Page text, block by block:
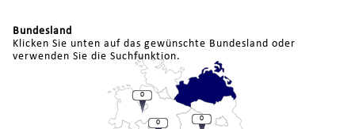
Bundesland
Klicken Sie unten auf das gewünschte Bundesland oder
verwenden Sie die Suchfunktion.
0
0
0